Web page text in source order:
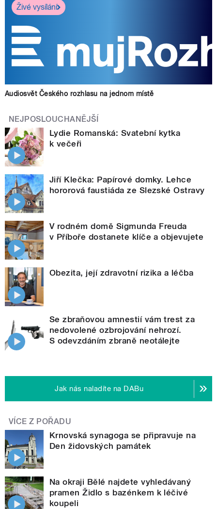
Živé vysílání
Audiosvět Českého rozhlasu na jednom místě
NEJPOSLOUCHANĚJŠÍ
Lydie Romanská: Svatební kytka
k večeři
Jiří Klečka: Papírové domky. Lehce
hororová faustiáda ze Slezské Ostravy
V rodném domě Sigmunda Freuda
v Příboře dostanete klíče a objevujete
Obezita, její zdravotní rizika a léčba
Se zbraňovou amnestií vám trest za
nedovolené ozbrojování nehrozí.
S odevzdáním zbraně neotálejte
Jak nás naladíte na DABu
VÍCE Z POŘADU
Krnovská synagoga se připravuje na
Den židovských památek
Na okraji Bělé najdete vyhledávaný
pramen Židlo s bazénkem k léčivé
koupeli